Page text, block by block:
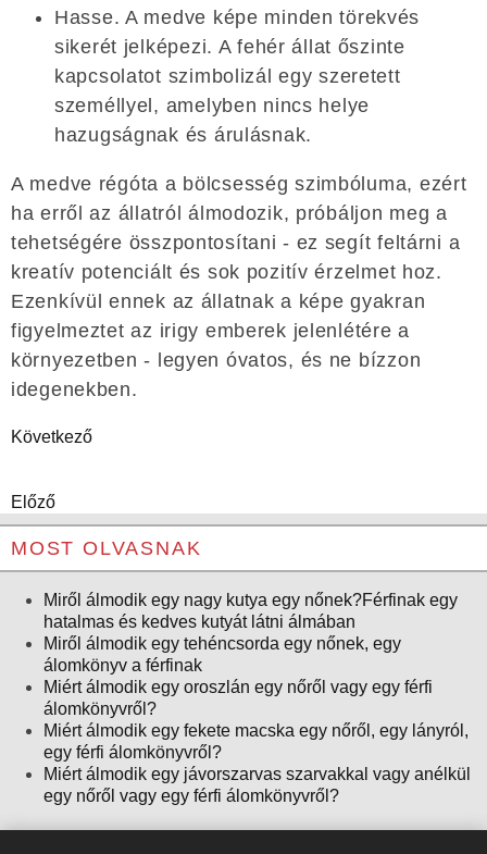
Hasse. A medve képe minden törekvés
sikerét jelképezi. A fehér állat őszinte
kapcsolatot szimbolizál egy szeretett
személlyel, amelyben nincs helye
hazugságnak és árulásnak.
A medve régóta a bölcsesség szimbóluma, ezért
ha erről az állatról álmodozik, próbáljon meg a
tehetségére összpontosítani - ez segít feltárni a
kreatív potenciált és sok pozitív érzelmet hoz.
Ezenkívül ennek az állatnak a képe gyakran
figyelmeztet az irigy emberek jelenlétére a
környezetben - legyen óvatos, és ne bízzon
idegenekben.
Következő
Előző
MOST OLVASNAK
Miről álmodik egy nagy kutya egy nőnek?Férfinak egy
hatalmas és kedves kutyát látni álmában
Miről álmodik egy tehéncsorda egy nőnek, egy
álomkönyv a férfinak
Miért álmodik egy oroszlán egy nőről vagy egy férfi
álomkönyvről?
Miért álmodik egy fekete macska egy nőről, egy lányról,
egy férfi álomkönyvről?
Miért álmodik egy jávorszarvas szarvakkal vagy anélkül
egy nőről vagy egy férfi álomkönyvről?